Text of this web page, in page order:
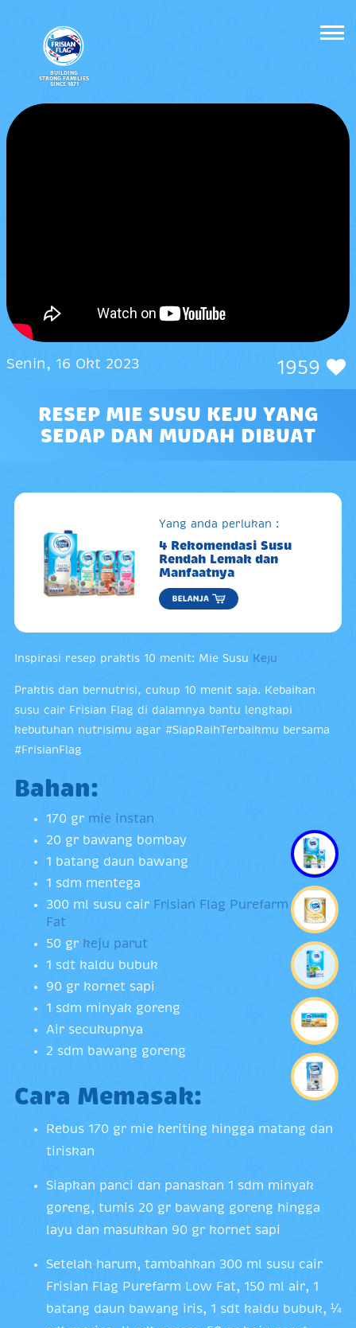
BUILDING
STRONG FAMILIES
SINCE 1871
Senin, 16 Okt 2023 1959
RESEP MIE SUSU KEJU YANG
SEDAP DAN MUDAH DIBUAT
Yang anda perlukan :
4 Rekomendasi Susu
Rendah Lemak dan
Manfaatnya
Inspirasi resep praktis 10 menit: Mie Susu Keju
Praktis dan bernutrisi, cukup 10 menit saja. Kebaikan
susu cair Frisian Flag di dalamnya bantu lengkapi
kebutuhan nutrisimu agar #SiapRaihTerbaikmu bersama
#FrisianFlag
Bahan:
170 gr mie instan
20 gr bawang bombay
1 batang daun bawang
1 sdm mentega
300 ml susu cair Frisian Flag Purefarm Low
Fat
50 gr keju parut
1 sdt kaldu bubuk
90 gr kornet sapi
1 sdm minyak goreng
Air secukupnya
2 sdm bawang goreng
Cara Memasak:
Rebus 170 gr mie keriting hingga matang dan
tiriskan
Siapkan panci dan panaskan 1 sdm minyak
goreng, tumis 20 gr bawang goreng hingga
layu dan masukkan 90 gr kornet sapi
Setelah harum, tambahkan 300 ml susu cair
Frisian Flag Purefarm Low Fat, 150 ml air, 1
batang daun bawang iris, 1 sdt kaldu bubuk, ¼